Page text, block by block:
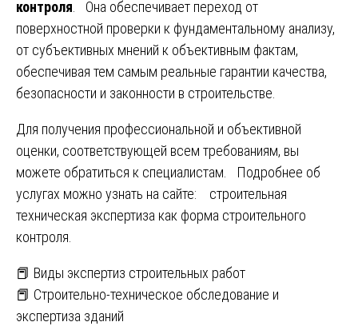
контроля . Она обеспечивает переход от
поверхностной проверки к фундаментальному анализу,
от субъективных мнений к объективным фактам,
обеспечивая тем самым реальные гарантии качества,
безопасности и законности в строительстве.
Для получения профессиональной и объективной
оценки, соответствующей всем требованиям, вы
можете обратиться к специалистам. Подробнее об
услугах можно узнать на сайте: строительная
техническая экспертиза как форма строительного
контроля
Навигация
по
📕 Виды экспертиз строительных работ
📕 Строительно-техническое обследование и
экспертиза зданий